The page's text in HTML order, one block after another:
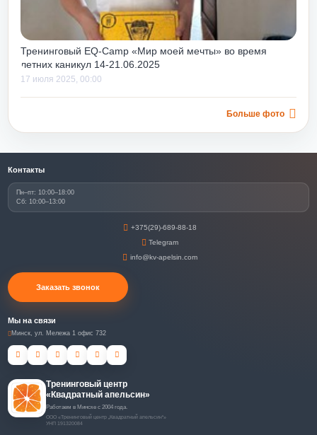
Тренинговый EQ-Camp «Мир моей мечты» во время
летних каникул 14-21.06.2025
17 июля 2025, 00:00
Больше фото
Тренинговый центр
«Квадратный апельсин»
Работаем в Минске с 2004 года.
ООО «Тренинговый центр „Квадратный апельсин“»
УНП 191320084
Контакты
+375(29)-689-88-18
Telegram
info@kv-apelsin.com
Заказать звонок
Пн–пт: 10:00–18:00
Сб: 10:00–13:00
Мы на связи
Минск, ул. Мележа 1 офис 732